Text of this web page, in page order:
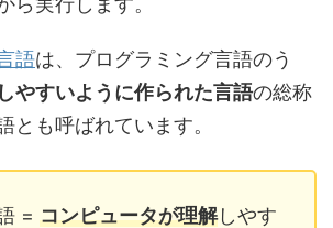
語は、プログラミング言語のう
やすいように作られた言語の総称
とも呼ばれています。
= コンピュータが理解しやす